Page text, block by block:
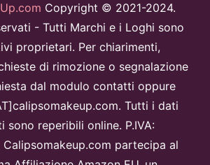
Copyright © 2021-2024.
- Tutti Marchi e i Loghi sono
proprietari. Per chiarimenti,
di rimozione o segnalazione
dal modulo contatti oppure
Tutti i dati
sono reperibili online. P.IVA:
Calipsomakeup.com partecipa al